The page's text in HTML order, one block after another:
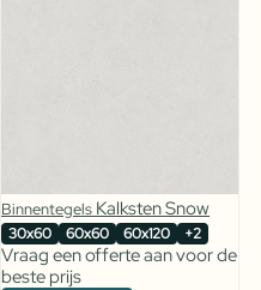
Binnentegels Kalksten Snow
30x60 60x60 60x120 +2
Vraag een offerte aan voor de
beste prijs